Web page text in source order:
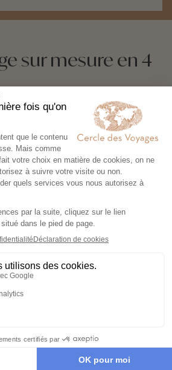
sur mesure en 4
vos envies
notre formulaire en ligne et
libre cours à vos rêves de
: inspirations, budget, période
votre itinéraire
avec un conseiller-expert
à vos envies et à votre rythme.
en toute sérénité
transports, formalités,
de tout. Il ne vous reste plus